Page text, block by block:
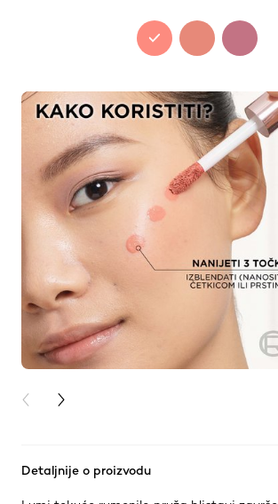
PREVIOUS CARD
NEXT CARD
Detaljnije o proizvodu